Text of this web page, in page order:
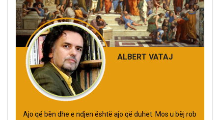
ALBERT VATAJ
Ajo që bën dhe e ndjen është ajo që duhet. Mos u bëj rob